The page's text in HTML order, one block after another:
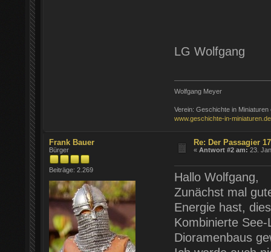
LG Wolfgang
Wolfgang Meyer
Verein: Geschichte in Miniaturen
www.geschichte-in-miniaturen.de
Frank Bauer
Bürger
Beiträge: 2.269
Re: Der Passagier
«Antwort #2 am: 23.
Hallo Wolfgang,
Zunächst mal
Energie hast,
Kombinierte
Dioramenbaus